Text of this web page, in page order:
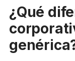
¿Qué